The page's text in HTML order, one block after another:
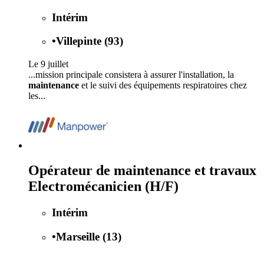
Intérim
•Villepinte (93)
Le 9 juillet
...mission principale consistera à assurer l'installation, la
maintenance et le suivi des équipements respiratoires chez
les...
Opérateur de maintenance et travaux
Electromécanicien (H/F)
Intérim
•Marseille (13)